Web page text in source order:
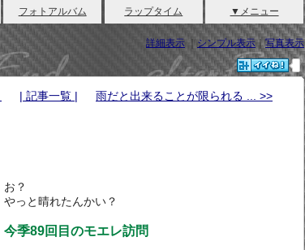
フォトアルバム ラップタイム ▼メニュー
詳細表示 ｜シンプル表示｜写真表示
| 記事一覧 | 雨だと出来ることが限られる ... >>
お？
やっと晴れたんかい？
今季89回目のモエレ訪問